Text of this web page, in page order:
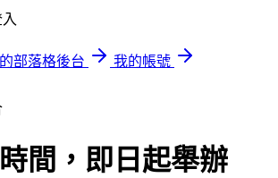
部落格後台
我的帳號
間，即日起舉辦